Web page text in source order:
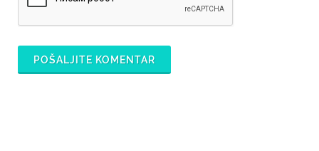
POŠALJITE KOMENTAR